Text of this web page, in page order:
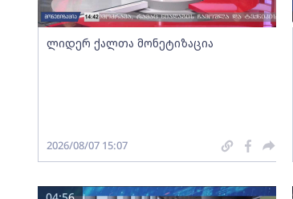
ლიდერ ქალთა მონეტიზაცია
2026/08/07 15:07